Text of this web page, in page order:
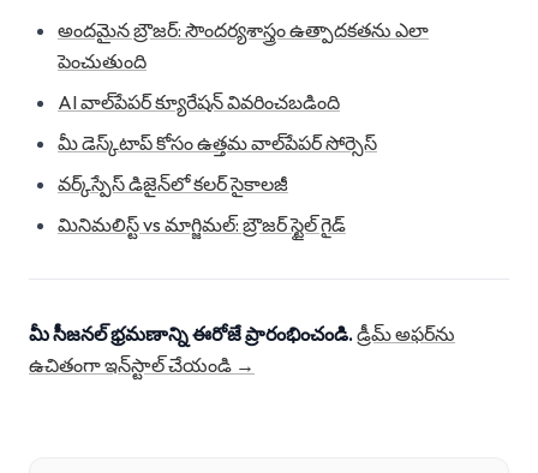
అందమైన బ్రౌజర్: సౌందర్యశాస్త్రం ఉత్పాదకతను ఎలా
పెంచుతుంది
AI వాల్‌పేపర్ క్యూరేషన్ వివరించబడింది
మీ డెస్క్‌టాప్ కోసం ఉత్తమ వాల్‌పేపర్ సోర్సెస్
వర్క్‌స్పేస్ డిజైన్‌లో కలర్ సైకాలజీ
మినిమలిస్ట్ vs మాగ్జిమల్: బ్రౌజర్ స్టైల్ గైడ్
మీ సీజనల్ భ్రమణాన్ని ఈరోజే ప్రారంభించండి.డ్రీమ్ అఫర్‌ను
ఉచితంగా ఇన్‌స్టాల్ చేయండి →